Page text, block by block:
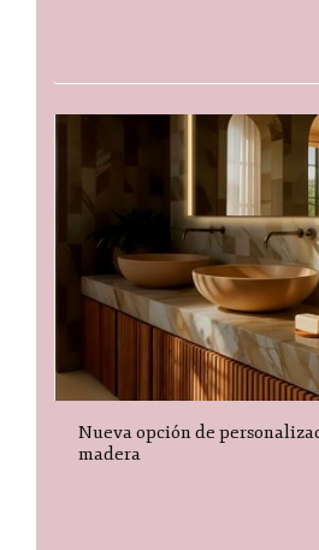
Nueva opción de
madera